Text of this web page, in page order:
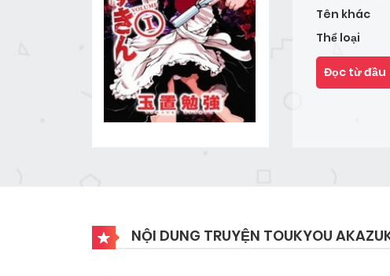
Tên khác
Thể loại
Đọc từ đầu
NỘI DUNG TRUYỆN TOUKYOU